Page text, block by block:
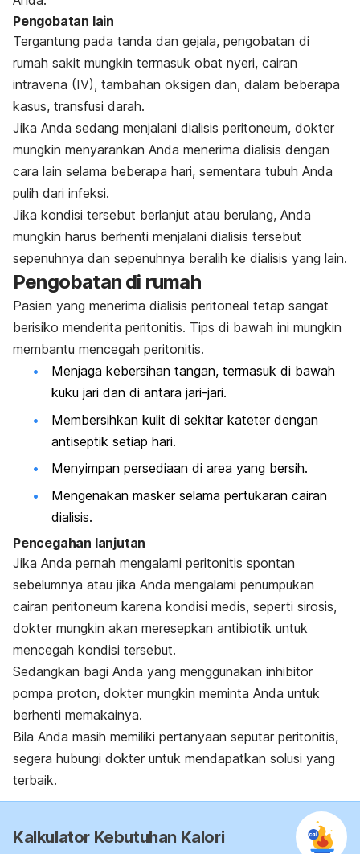
Pengobatan lain
Tergantung pada tanda dan gejala, pengobatan di
rumah sakit mungkin termasuk obat nyeri, cairan
intravena (IV), tambahan oksigen dan, dalam beberapa
kasus, transfusi darah.
Jika Anda sedang menjalani dialisis peritoneum, dokter
mungkin menyarankan Anda menerima dialisis dengan
cara lain selama beberapa hari, sementara tubuh Anda
pulih dari infeksi.
Jika kondisi tersebut berlanjut atau berulang, Anda
mungkin harus berhenti menjalani dialisis tersebut
sepenuhnya dan sepenuhnya beralih ke dialisis yang lain.
Pengobatan di rumah
Pasien yang menerima dialisis peritoneal tetap sangat
berisiko menderita peritonitis. Tips di bawah ini mungkin
membantu mencegah peritonitis.
Menjaga kebersihan tangan, termasuk di bawah
kuku jari dan di antara jari-jari.
Membersihkan kulit di sekitar kateter dengan
antiseptik setiap hari.
Menyimpan persediaan di area yang bersih.
Mengenakan masker selama pertukaran cairan
dialisis.
Pencegahan lanjutan
Jika Anda pernah mengalami peritonitis spontan
sebelumnya atau jika Anda mengalami penumpukan
cairan peritoneum karena kondisi medis, seperti sirosis,
dokter mungkin akan meresepkan antibiotik untuk
mencegah kondisi tersebut.
Sedangkan bagi Anda yang menggunakan inhibitor
pompa proton, dokter mungkin meminta Anda untuk
berhenti memakainya.
Bila Anda masih memiliki pertanyaan seputar peritonitis,
segera hubungi dokter untuk mendapatkan solusi yang
terbaik.
Kalkulator Kebutuhan Kalori